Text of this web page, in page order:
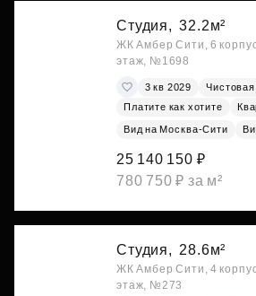
Студия, 32.2м²
ЖК Амбер Сити, 6
этаж, №1698
3 кв 2029
Чистовая
Платите как хотите
Вид на Москва-Сити
25 140 150 ₽
780 750 ₽ за м²
Студия, 28.6м²
ЖК Амбер Сити, 4
этаж, №273